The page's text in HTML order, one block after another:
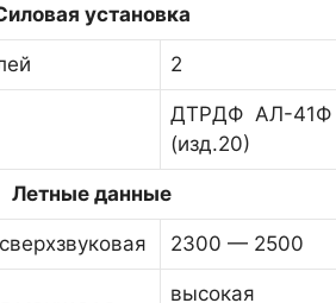
установка
2
ДТРДФ АЛ-41Ф
(изд.20)
Летные данные
сверхзвуковая 2300 — 2500
высокая